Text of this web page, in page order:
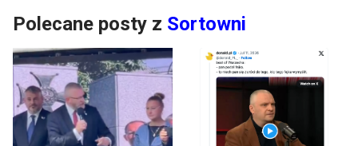
Polecane posty z Sortowni